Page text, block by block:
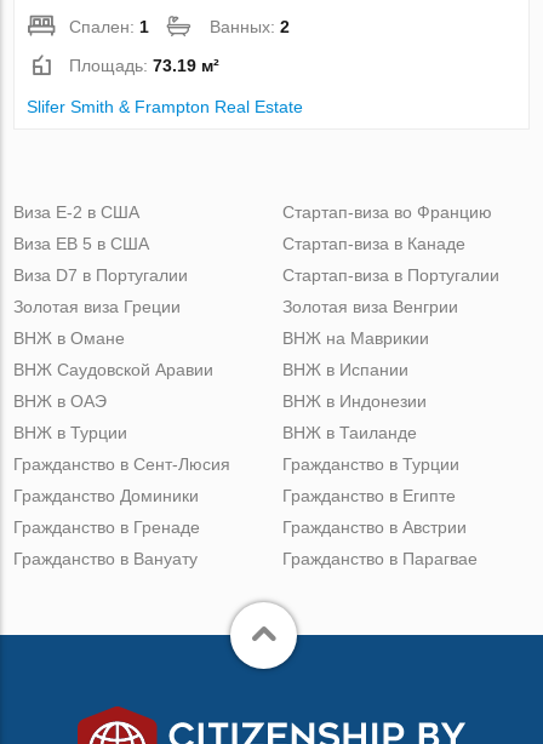
Спален: 1 Ванных:2
Площадь:73.19 м²
Slifer Smith & Frampton Real Estate
Виза Е-2 в США
Виза ЕВ 5 в США
Виза D7 в Португалии
Золотая виза Греции
Стартап-виза во Францию
Стартап-виза в Канаде
Стартап-виза в Португалии
Золотая виза Венгрии
ВНЖ в Омане
ВНЖ Саудовской Аравии
ВНЖ в ОАЭ
ВНЖ в Турции
ВНЖ на Маврикии
ВНЖ в Испании
ВНЖ в Индонезии
ВНЖ в Таиланде
Гражданство в Сент-Люсия
Гражданство Доминики
Гражданство в Гренаде
Гражданство в Вануату
Гражданство в Турции
Гражданство в Египте
Гражданство в Австрии
Гражданство в Парагвае